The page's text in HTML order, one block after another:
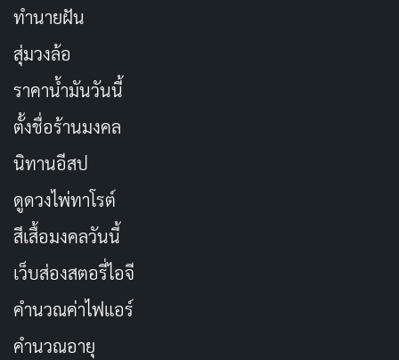
ทำนายฝัน
สุ่มวงล้อ
ราคาน้ำมันวันนี้
ตั้งชื่อร้านมงคล
นิทานอีสป
ดูดวงไพ่ทาโรต์
สีเสื้อมงคลวันนี้
เว็บส่องสตอรี่ไอจี
คำนวณค่าไฟแอร์
คำนวณอายุ